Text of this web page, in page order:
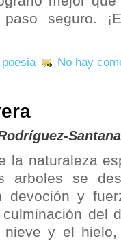
seguro.
poesia No hay
Santana
la naturaleza
arboles se
devoción y
del
nieve y el